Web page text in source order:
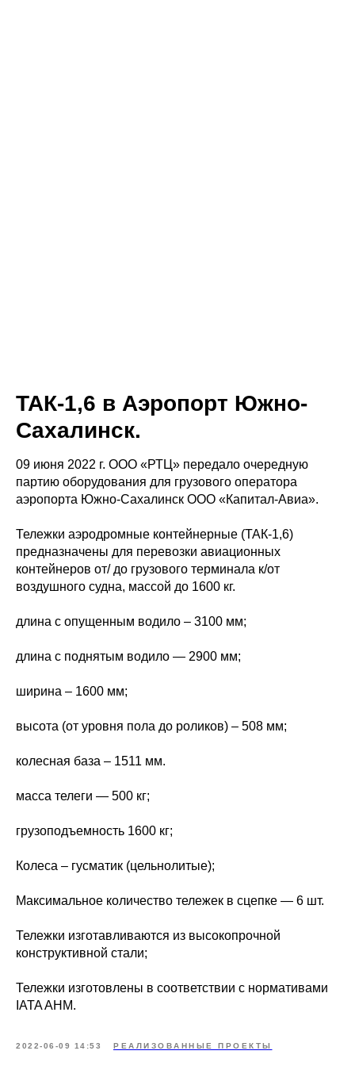
ТАК-1,6 в Аэропорт Южно-
Сахалинск.
09 июня 2022 г. ООО «РТЦ» передало очередную
партию оборудования для грузового оператора
аэропорта Южно-Сахалинск ООО «Капитал-Авиа».
Тележки аэродромные контейнерные (ТАК-1,6)
предназначены для перевозки авиационных
контейнеров от/ до грузового терминала к/от
воздушного судна, массой до 1600 кг.
длина с опущенным водило – 3100 мм;
длина с поднятым водило — 2900 мм;
ширина – 1600 мм;
высота (от уровня пола до роликов) – 508 мм;
колесная база – 1511 мм.
масса телеги — 500 кг;
грузоподъемность 1600 кг;
Колеса – гусматик (цельнолитые);
Максимальное количество тележек в сцепке — 6 шт.
Тележки изготавливаются из высокопрочной
конструктивной стали;
Тележки изготовлены в соответствии с нормативами
IATA AHM.
2022-06-09 14:53 РЕАЛИЗОВАННЫЕ ПРОЕКТЫ